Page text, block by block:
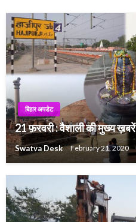
बिहार अपडेट
21 फ़रवरी : वैशाली की मुख्य ख़बरें
Swatva Desk February 21, 2020